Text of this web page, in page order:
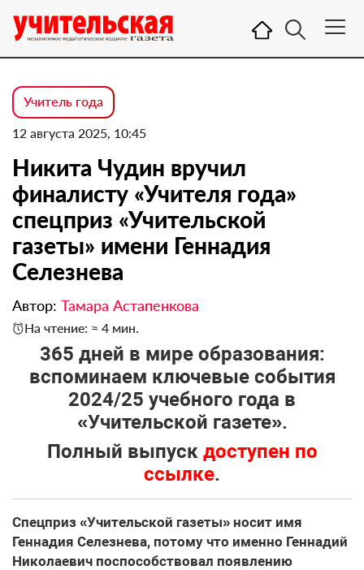
Учитель года
12 августа 2025, 10:45
Никита Чудин вручил
финалисту «Учителя года»
спецприз «Учительской
газеты» имени Геннадия
Селезнева
Автор: Тамара Астапенкова
На чтение: ≈ 4 мин.
365 дней в мире образования:
вспоминаем ключевые события
2024/25 учебного года в
«Учительской газете».
Полный выпуск доступен по
ссылке.
Спецприз «Учительской газеты» носит имя
Геннадия Селезнева, потому что именно Геннадий
Николаевич поспособствовал появлению